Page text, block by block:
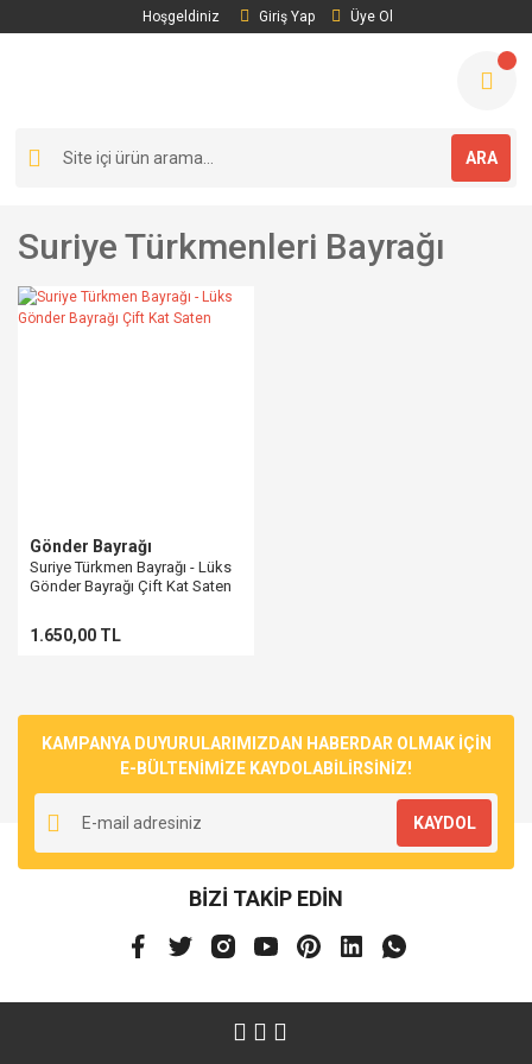
Hoşgeldiniz Giriş Yap Üye Ol
ARA
Suriye Türkmenleri Bayrağı
Gönder Bayrağı
Suriye Türkmen Bayrağı - Lüks
Gönder Bayrağı Çift Kat Saten
1.650,00 TL
KAMPANYA DUYURULARIMIZDAN HABERDAR OLMAK İÇİN
E-BÜLTENİMİZE KAYDOLABİLİRSİNİZ!
KAYDOL
BİZİ TAKİP EDİN